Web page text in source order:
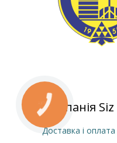
Компанія Siz
Доставка і оплата